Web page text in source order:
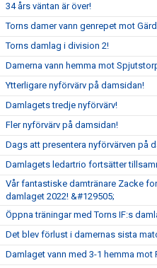
34 års väntan är över!
Torns damer vann genrepet mot
Torns damlag i division 2!
Damerna vann hemma mot
Ytterligare nyförvärv på damsidan!
Damlagets tredje nyförvärv!
Fler nyförvärv på damsidan!
Dags att presentera nyförvärven på
Damlagets ledartrio fortsätter
Vår fantastiske damtränare Zacke
damlaget 2022! &#129505;
Öppna träningar med Torns IF:s
Det blev förlust i damernas sista
Damlaget vann med 3-1 hemma mot